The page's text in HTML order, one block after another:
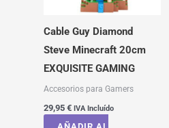
Cable Guy Diamond
Steve Minecraft 20cm
EXQUISITE GAMING
Accesorios para Gamers
29,95 € IVA Incluído